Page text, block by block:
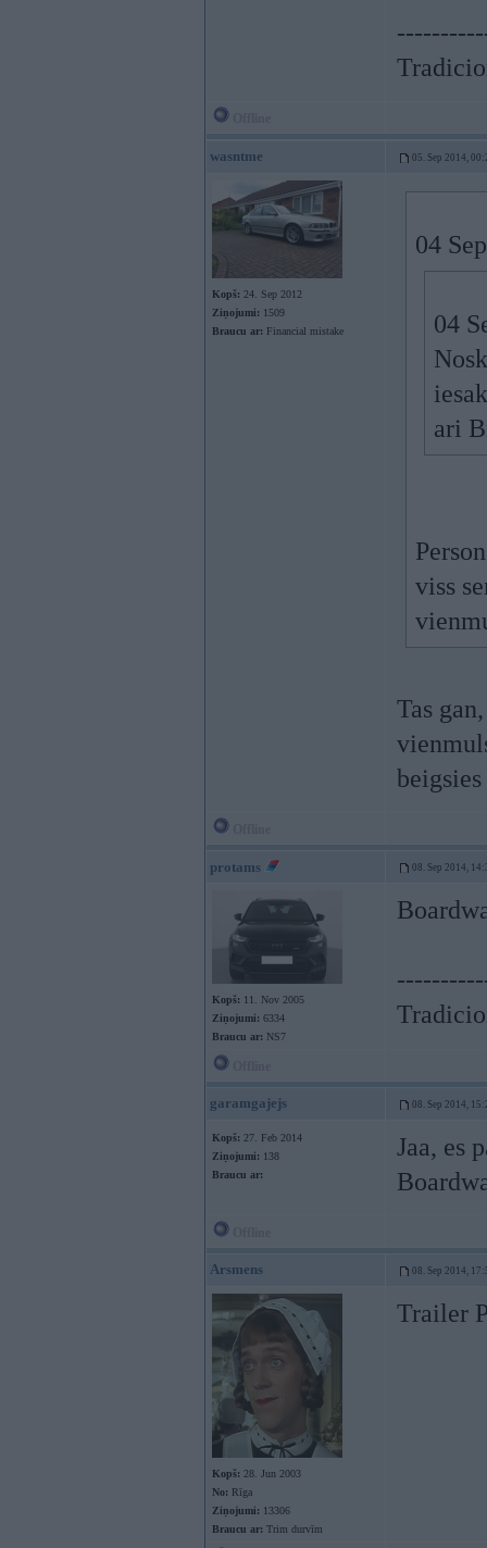
wasntme 05. Sep 2014,
Kopš: 24. Sep 2012
Ziņojumi: 1509
Braucu ar: Financial mistake
04
04
ari
viss
Tas
protams 08. Sep 2014,
Kopš: 11. Nov 2005
Ziņojumi: 6334
Braucu ar: NS7
garamgajejs 08. Sep 2014,
Kopš: 27. Feb 2014
Ziņojumi: 138
Braucu ar:
Jaa, es
Arsmens 08. Sep 2014,
Kopš: 28. Jun 2003
No: Rīga
Ziņojumi: 13306
Braucu ar: Trim durvīm
Trailer